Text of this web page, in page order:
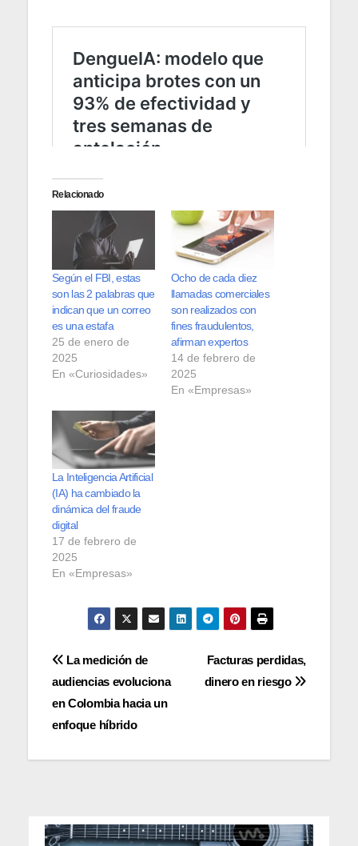
Relacionado
Según el FBI, estas
son las 2 palabras que
indican que un correo
es una estafa
25 de enero de
2025
En «Curiosidades»
Ocho de cada diez
llamadas comerciales
son realizados con
fines fraudulentos,
afirman expertos
14 de febrero de
2025
En «Empresas»
La Inteligencia Artificial
(IA) ha cambiado la
dinámica del fraude
digital
17 de febrero de
2025
En «Empresas»
Navegación
de
entradas
Facturas perdidas,
dinero en riesgo
La medición de
audiencias evoluciona
en Colombia hacia un
enfoque híbrido